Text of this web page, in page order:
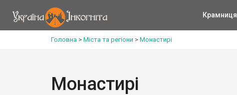
Крамниця
Головна > Міста та регіони > Монастирі
Монастирі